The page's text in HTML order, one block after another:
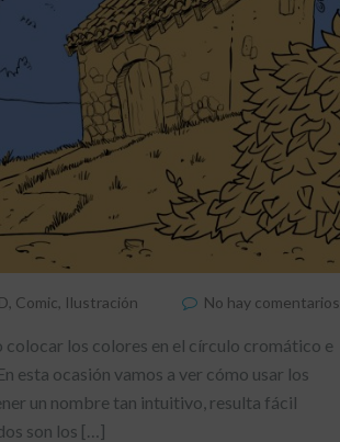
Comic Ilustración No hay comentarios
los colores en el círculo cromático e
esta ocasión vamos a ver cómo usar los
un nombre tan intuitivo, resulta fácil
son los […]